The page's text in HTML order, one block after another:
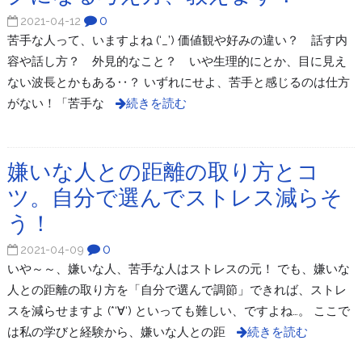
2021-04-12 0
苦手な人って、いますよね (‘_’) 価値観や好みの違い？ 話す内
容や話し方？ 外見的なこと？ いや生理的にとか、目に見え
ない波長とかもある‥？ いずれにせよ、苦手と感じるのは仕方
がない！「苦手な
続きを読む
嫌いな人との距離の取り方とコ
ツ。自分で選んでストレス減らそ
う！
2021-04-09 0
いや～～、嫌いな人、苦手な人はストレスの元！ でも、嫌いな
人との距離の取り方を「自分で選んで調節」できれば、ストレ
スを減らせますよ (*‘∀‘) といっても難しい、ですよね…。 ここで
は私の学びと経験から、嫌いな人との距
続きを読む